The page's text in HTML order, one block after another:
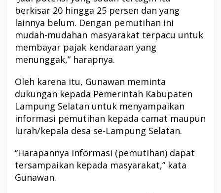
berkisar 20 hingga 25 persen dan yang
lainnya belum. Dengan pemutihan ini
mudah-mudahan masyarakat terpacu untuk
membayar pajak kendaraan yang
menunggak,” harapnya.
Oleh karena itu, Gunawan meminta
dukungan kepada Pemerintah Kabupaten
Lampung Selatan untuk menyampaikan
informasi pemutihan kepada camat maupun
lurah/kepala desa se-Lampung Selatan.
“Harapannya informasi (pemutihan) dapat
tersampaikan kepada masyarakat,” kata
Gunawan.